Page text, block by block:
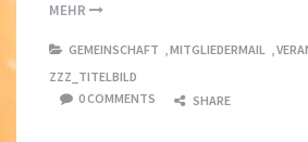
MEHR
GEMEINSCHAFT ,MITGLIEDERMAIL ,
ZZZ_TITELBILD
0 COMMENTS
SHARE